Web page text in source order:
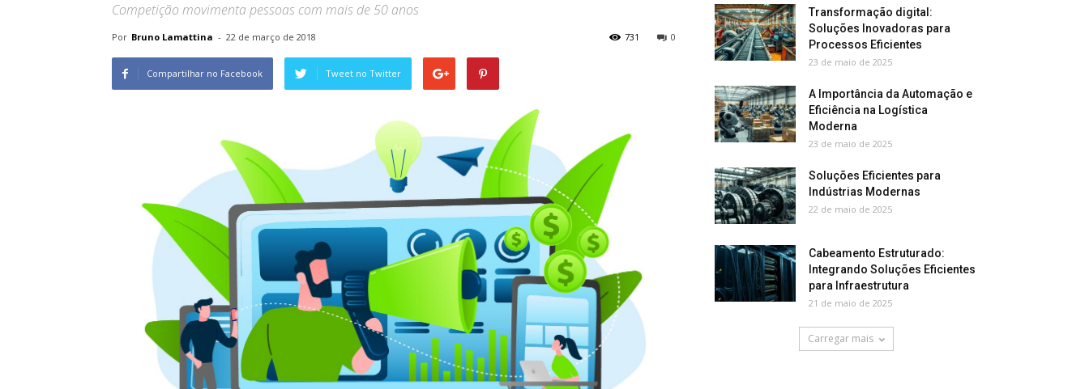
Competição movimenta pessoas com mais de 50 anos
Por Bruno Lamattina - 22 de março de 2018 0
731
Compartilhar no Facebook Tweet no Twitter
Transformação digital:
Soluções Inovadoras para
Processos Eficientes
23 de maio de 2025
A Importância da Automação e
Eficiência na Logística
Moderna
23 de maio de 2025
Soluções Eficientes para
Indústrias Modernas
22 de maio de 2025
Cabeamento Estruturado:
Integrando Soluções Eficientes
para Infraestrutura
21 de maio de 2025
Carregar mais